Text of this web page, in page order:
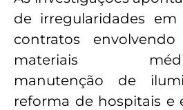
de irregularidades em
contratos
materiais
manutenção de
reforma de hospitais e